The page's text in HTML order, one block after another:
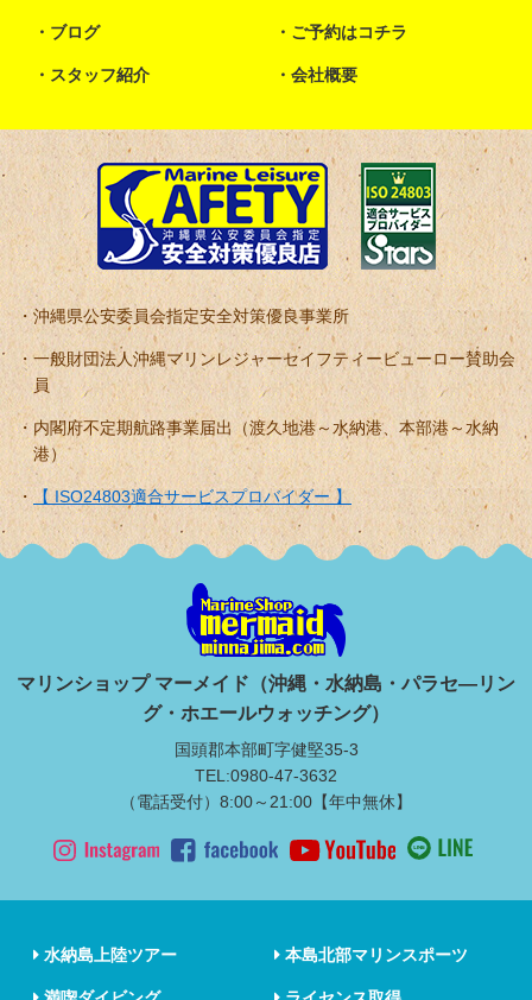
ブログ ご予約はコチラ
スタッフ紹介 会社概要
沖縄県公安委員会指定安全対策優良事業所
一般財団法人沖縄マリンレジャーセイフティービューロー賛助会
員
内閣府不定期航路事業届出（渡久地港～水納港、本部港～水納
港）
【 ISO24803適合サービスプロバイダー 】
マリンショップ マーメイド（沖縄・水納島・パラセ―リン
グ・ホエールウォッチング）
国頭郡本部町字健堅35-3
TEL:0980-47-3632
（電話受付）8:00～21:00【年中無休】
水納島上陸ツアー 本島北部マリンスポーツ